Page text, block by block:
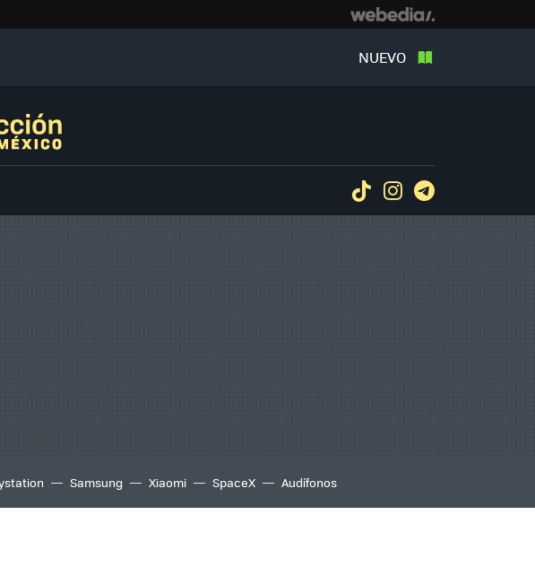
NUEVO
TiktokInstagram
Samsung Xiaomi SpaceX Audífonos